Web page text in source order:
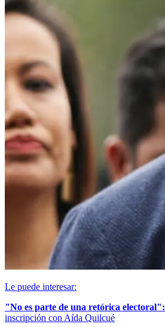
Le puede interesar:
"No es parte de una retórica electoral":
inscripción con Aída Quilcué